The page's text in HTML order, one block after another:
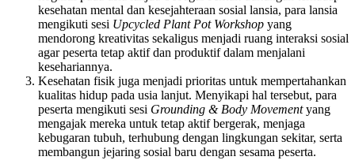
kesehatan mental dan kesejahteraan sosial lansia, para lansia
mengikuti sesi Upcycled Plant Pot Workshop yang
mendorong kreativitas sekaligus menjadi ruang interaksi sosial
agar peserta tetap aktif dan produktif dalam menjalani
kesehariannya.
Kesehatan fisik juga menjadi prioritas untuk mempertahankan
kualitas hidup pada usia lanjut. Menyikapi hal tersebut, para
peserta mengikuti sesi Grounding & Body Movementyang
mengajak mereka untuk tetap aktif bergerak, menjaga
kebugaran tubuh, terhubung dengan lingkungan sekitar, serta
membangun jejaring sosial baru dengan sesama peserta.